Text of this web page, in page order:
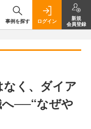
事例を探す ログイン
新規
会員登録
く、ダイア
──“なぜや